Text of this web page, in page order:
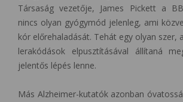
Társaság vezetője, James Pickett a
nincs olyan gyógymód jelenleg, ami
kór előrehaladását. Tehát egy olyan szer,
lerakódások elpusztításával állítaná
jelentős lépés lenne.
Más Alzheimer-kutatók azonban